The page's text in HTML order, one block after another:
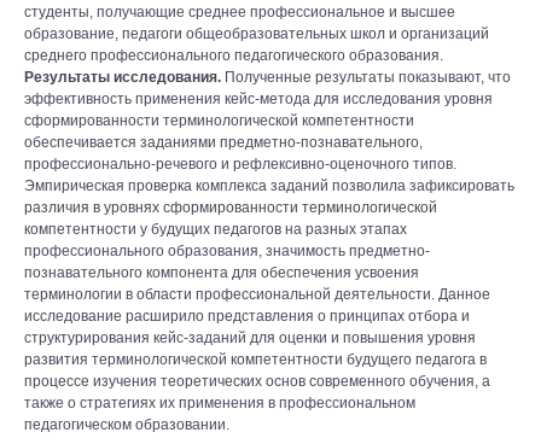
студенты, получающие среднее профессиональное и высшее
образование, педагоги общеобразовательных школ и организаций
среднего профессионального педагогического образования.
Результаты исследования. Полученные результаты показывают, что
эффективность применения кейс-метода для исследования уровня
сформированности терминологической компетентности
обеспечивается заданиями предметно-познавательного,
профессионально-речевого и рефлексивно-оценочного типов.
Эмпирическая проверка комплекса заданий позволила зафиксировать
различия в уровнях сформированности терминологической
компетентности у будущих педагогов на разных этапах
профессионального образования, значимость предметно-
познавательного компонента для обеспечения усвоения
терминологии в области профессиональной деятельности. Данное
исследование расширило представления о принципах отбора и
структурирования кейс-заданий для оценки и повышения уровня
развития терминологической компетентности будущего педагога в
процессе изучения теоретических основ современного обучения, а
также о стратегиях их применения в профессиональном
педагогическом образовании.